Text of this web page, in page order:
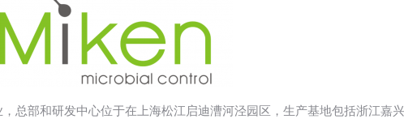
总部和研发中心位于在上海松江启迪漕河泾园区，生产基地包括浙江嘉